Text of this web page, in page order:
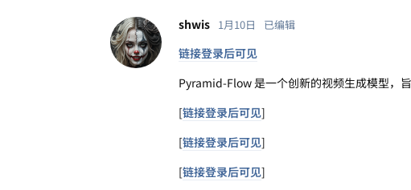
shwis 1月10日 已编辑
链接登录后可见
Pyramid-Flow 是一个创新的视频生成模型，
[链接登录后可见]
[链接登录后可见]
[链接登录后可见]